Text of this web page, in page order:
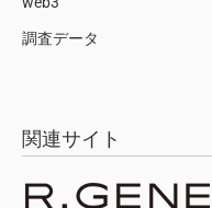
調査データ
関連サイト